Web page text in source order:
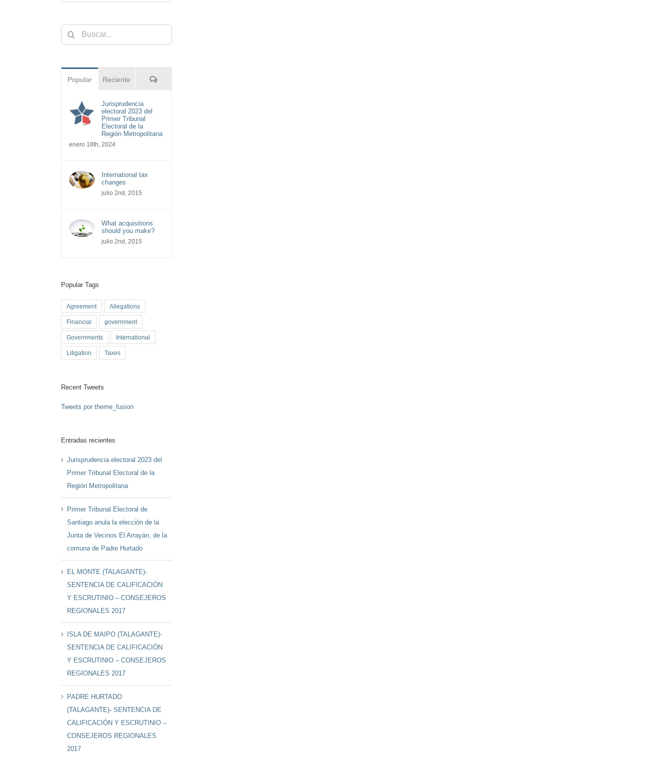
Buscar:
Popular Reciente Comentarios
Jurisprudencia
electoral 2023 del
Primer Tribunal
Electoral de la
Región Metropolitana
enero 18th, 2024
International tax
changes
julio 2nd, 2015
What acquisitions
should you make?
julio 2nd, 2015
Popular Tags
Agreement Allegations
Financial government
Governments International
Litigation Taxes
Recent Tweets
Tweets por theme_fusion
Entradas recientes
Jurisprudencia electoral 2023 del
Primer Tribunal Electoral de la
Región Metropolitana
Primer Tribunal Electoral de
Santiago anula la elección de la
Junta de Vecinos El Arrayán, de la
comuna de Padre Hurtado
EL MONTE (TALAGANTE)-
SENTENCIA DE CALIFICACIÓN
Y ESCRUTINIO – CONSEJEROS
REGIONALES 2017
ISLA DE MAIPO (TALAGANTE)-
SENTENCIA DE CALIFICACIÓN
Y ESCRUTINIO – CONSEJEROS
REGIONALES 2017
PADRE HURTADO
(TALAGANTE)- SENTENCIA DE
CALIFICACIÓN Y ESCRUTINIO –
CONSEJEROS REGIONALES
2017